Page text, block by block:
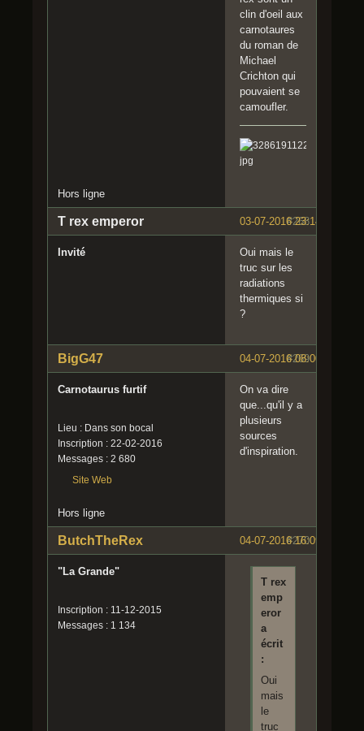
clin d'oeil aux
carnotaures
du roman de
Michael
Crichton qui
pouvaient se
camoufler.
Hors ligne
#268
03-07-2016 23:14:25
T rex emperor
Invité
Oui mais le
truc sur les
radiations
thermiques si
?
#269
04-07-2016 08:00:29
BigG47
Carnotaurus furtif
Lieu : Dans son bocal
Inscription : 22-02-2016
Messages : 2 680
Site Web
On va dire
que...qu'il y a
plusieurs
sources
d'inspiration.
Hors ligne
#270
04-07-2016 16:09:51
ButchTheRex
"La Grande"
Inscription : 11-12-2015
Messages : 1 134
T rex
emp
eror
a
écrit
:
Oui
mais
le
truc